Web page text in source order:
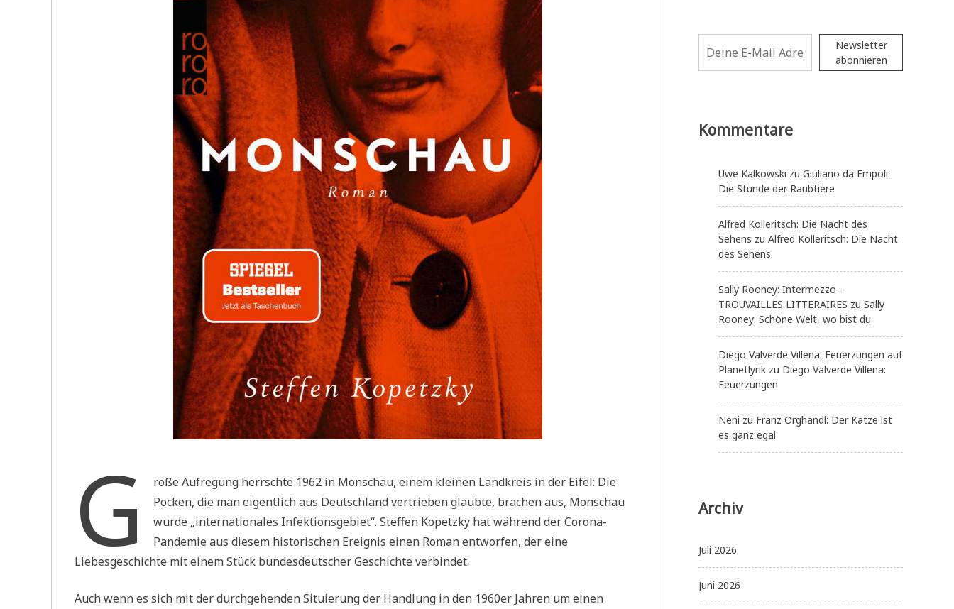
G
roße Aufregung herrschte 1962 in Monschau, einem kleinen Landkreis in der Eifel: Die
Pocken, die man eigentlich aus Deutschland vertrieben glaubte, brachen aus, Monschau
wurde „internationales Infektionsgebiet“. Steffen Kopetzky hat während der Corona-
Pandemie aus diesem historischen Ereignis einen Roman entworfen, der eine
Liebesgeschichte mit einem Stück bundesdeutscher Geschichte verbindet.
Auch wenn es sich mit der durchgehenden Situierung der Handlung in den 1960er Jahren um einen
Newsletter
abonnieren
Kommentare
Uwe Kalkowski zu Giuliano da Empoli:
Die Stunde der Raubtiere
Alfred Kolleritsch: Die Nacht des
Sehens zu Alfred Kolleritsch: Die Nacht
des Sehens
Sally Rooney: Intermezzo -
TROUVAILLES LITTERAIRES zu Sally
Rooney: Schöne Welt, wo bist du
Diego Valverde Villena: Feuerzungen auf
Planetlyrik zu Diego Valverde Villena:
Feuerzungen
Neni zu Franz Orghandl: Der Katze ist
es ganz egal
Archiv
Juli 2026
Juni 2026